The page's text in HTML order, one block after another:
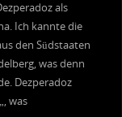
als
Ich kannte die
den Südstaaten
was denn
Dezperadoz
was